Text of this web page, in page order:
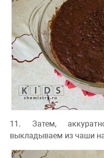
11. Затем,
выкладываем из чаши